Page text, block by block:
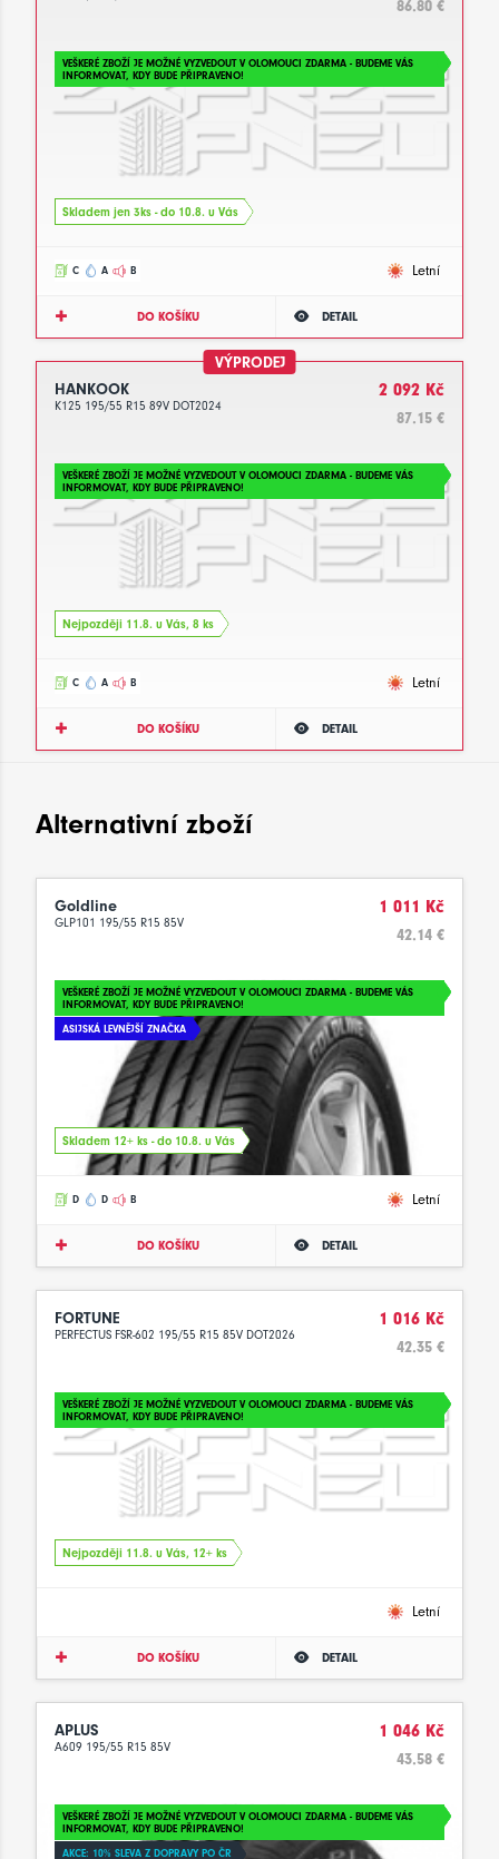
86.80 €
VEŠKERÉ ZBOŽÍ JE MOŽNÉ VYZVEDOUT V OLOMOUCI ZDARMA - BUDEME VÁS
INFORMOVAT, KDY BUDE PŘIPRAVENO!
Skladem jen 3ks - do 10.8. u Vás
C A B Letní
DO KOŠÍKU DETAIL
VÝPRODEJ
HANKOOK
K125 195/55 R15 89V DOT2024
2 092 Kč
87.15 €
VEŠKERÉ ZBOŽÍ JE MOŽNÉ VYZVEDOUT V OLOMOUCI ZDARMA - BUDEME VÁS
INFORMOVAT, KDY BUDE PŘIPRAVENO!
Nejpozději 11.8. u Vás, 8 ks
C A B Letní
DO KOŠÍKU DETAIL
Alternativní zboží
Goldline
GLP101 195/55 R15 85V
1 011 Kč
42.14 €
VEŠKERÉ ZBOŽÍ JE MOŽNÉ VYZVEDOUT V OLOMOUCI ZDARMA - BUDEME VÁS
INFORMOVAT, KDY BUDE PŘIPRAVENO!
ASIJSKÁ LEVNĚJŠÍ ZNAČKA
Skladem 12+ ks - do 10.8. u Vás
D D B Letní
DO KOŠÍKU DETAIL
FORTUNE
PERFECTUS FSR-602 195/55 R15 85V DOT2026
1 016 Kč
42.35 €
VEŠKERÉ ZBOŽÍ JE MOŽNÉ VYZVEDOUT V OLOMOUCI ZDARMA - BUDEME VÁS
INFORMOVAT, KDY BUDE PŘIPRAVENO!
Nejpozději 11.8. u Vás, 12+ ks
Letní
DO KOŠÍKU DETAIL
APLUS
A609 195/55 R15 85V
1 046 Kč
43.58 €
VEŠKERÉ ZBOŽÍ JE MOŽNÉ VYZVEDOUT V OLOMOUCI ZDARMA - BUDEME VÁS
INFORMOVAT, KDY BUDE PŘIPRAVENO!
AKCE: 10% SLEVA Z DOPRAVY PO ČR